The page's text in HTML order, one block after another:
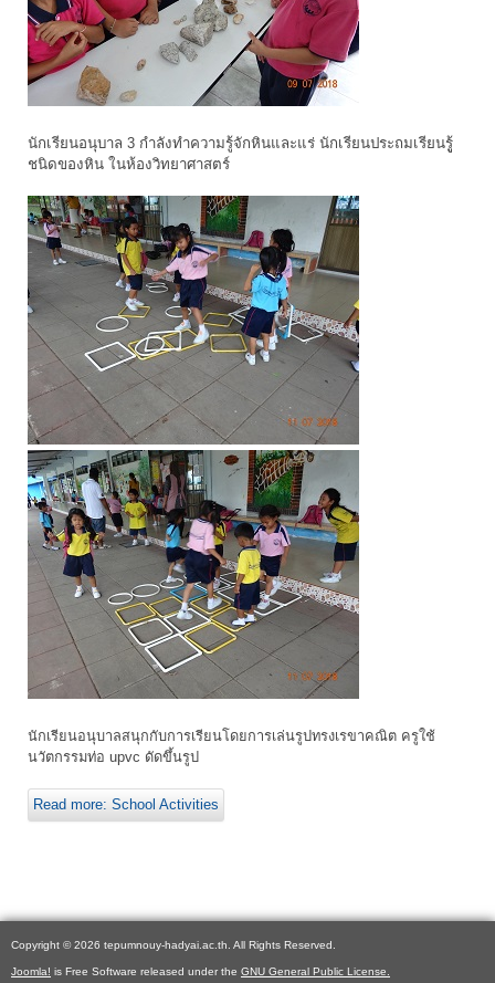
นักเรียนอนุบาล 3 กำลังทำความรู้จักหินและแร่ นักเรียนประถมเรียนรูู้
ชนิดของหิน ในห้องวิทยาศาสตร์
นักเรียนอนุบาลสนุกกับการเรียนโดยการเล่นรูปทรงเรขาคณิต ครูใช้
นวัตกรรมท่อ upvc ดัดขึ้นรูป
Read more: School Activities
Copyright © 2026 tepumnouy-hadyai.ac.th. All Rights Reserved.
Joomla! is Free Software released under the GNU General Public License.